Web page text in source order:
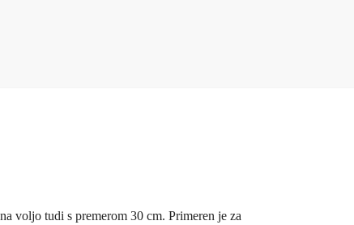
voljo tudi s premerom 30 cm. Primeren je za